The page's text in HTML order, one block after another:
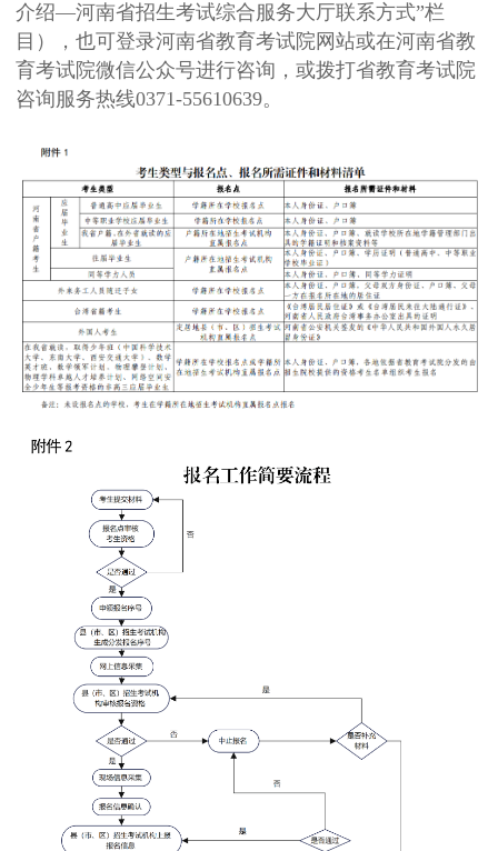
介绍—河南省招生考试综合服务大厅联系方式”栏
目），也可登录河南省教育考试院网站或在河南省教
育考试院微信公众号进行咨询，或拨打省教育考试院
咨询服务热线0371-55610639。